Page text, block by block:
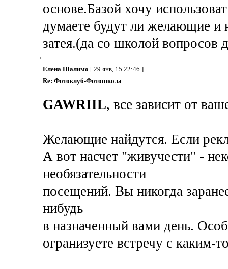
основе.Базой хочу
думаете будут ли желающие и
затея.(да со школой вопросов
Елена Шалимо [ 29 янв, 15 22:46 ]
Re: Фотоклуб-Фотошкола
GAWRIIL, все зависит от
Желающие найдутся. Если
А вот насчет "живучести" -
необязательности
посещений. Вы никогда
нибудь
в назначенный вами день.
огранизуете встречу с каким-